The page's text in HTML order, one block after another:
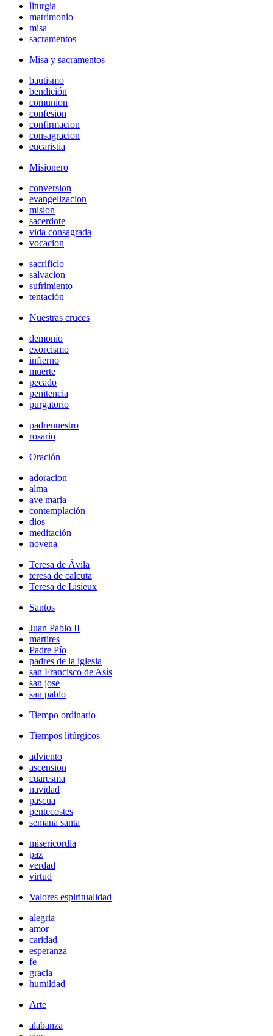
liturgia
matrimonio
misa
sacramentos
Misa y sacramentos
bautismo
bendición
comunion
confesion
confirmacion
consagracion
eucaristia
Misionero
conversion
evangelizacion
mision
sacerdote
vida consagrada
vocacion
sacrificio
salvacion
sufrimiento
tentación
Nuestras cruces
demonio
exorcismo
infierno
muerte
pecado
penitencia
purgatorio
padrenuestro
rosario
Oración
adoracion
alma
ave maria
contemplación
dios
meditación
novena
Teresa de Ávila
teresa de calcuta
Teresa de Lisieux
Santos
Juan Pablo II
martires
Padre Pío
padres de la iglesia
san Francisco de Asís
san jose
san pablo
Tiempo ordinario
Tiempos litúrgicos
adviento
ascension
cuaresma
navidad
pascua
pentecostes
semana santa
misericordia
paz
verdad
virtud
Valores espiritualidad
alegria
amor
caridad
esperanza
fe
gracia
humildad
Arte
alabanza